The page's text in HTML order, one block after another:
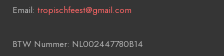
Email: tropischfeest@gmail.com
BTW Nummer: NL002447780B14